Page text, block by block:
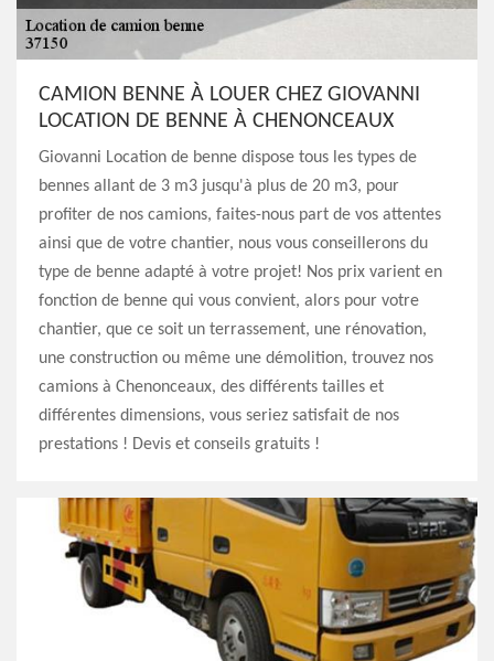
CAMION BENNE À LOUER CHEZ GIOVANNI
LOCATION DE BENNE À CHENONCEAUX
Giovanni Location de benne dispose tous les types de
bennes allant de 3 m3 jusqu'à plus de 20 m3, pour
profiter de nos camions, faites-nous part de vos attentes
ainsi que de votre chantier, nous vous conseillerons du
type de benne adapté à votre projet! Nos prix varient en
fonction de benne qui vous convient, alors pour votre
chantier, que ce soit un terrassement, une rénovation,
une construction ou même une démolition, trouvez nos
camions à Chenonceaux, des différents tailles et
différentes dimensions, vous seriez satisfait de nos
prestations ! Devis et conseils gratuits !